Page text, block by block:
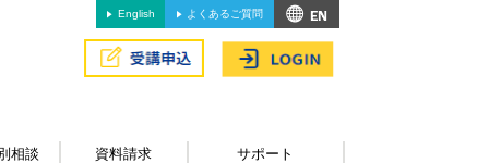
English よくあるご質問
相談 資料請求 サポート